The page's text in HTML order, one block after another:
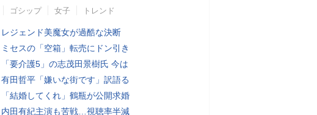
ゴシップ 女子 トレンド
レジェンド美魔女が過酷な決断
ミセスの「空箱」転売にドン引き
「要介護5」の志茂田景樹氏 今は
有田哲平「嫌いな街です」訳語る
「結婚してくれ」鶴瓶が公開求婚
内田有紀主演も苦戦…視聴率半減